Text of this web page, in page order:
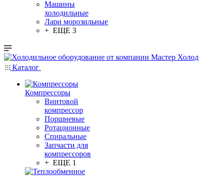
Машины
холодильные
Лари морозильные
+ ЕЩЕ 3
Каталог
Компрессоры
Винтовой
компрессор
Поршневые
Ротационные
Спиральные
Запчасти для
компрессоров
+ ЕЩЕ 1